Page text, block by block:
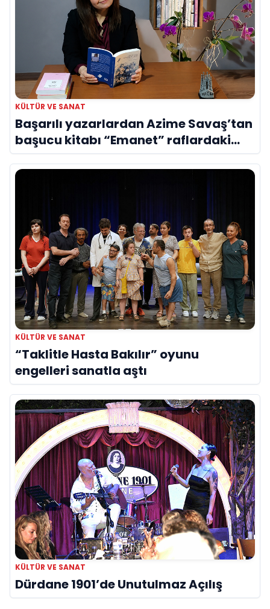
KÜLTÜR VE SANAT
Başarılı yazarlardan Azime Savaş’tan
başucu kitabı “Emanet” raflardaki
yerini aldı
KÜLTÜR VE SANAT
“Taklitle Hasta Bakılır” oyunu
engelleri sanatla aştı
KÜLTÜR VE SANAT
Dürdane 1901’de Unutulmaz Açılış